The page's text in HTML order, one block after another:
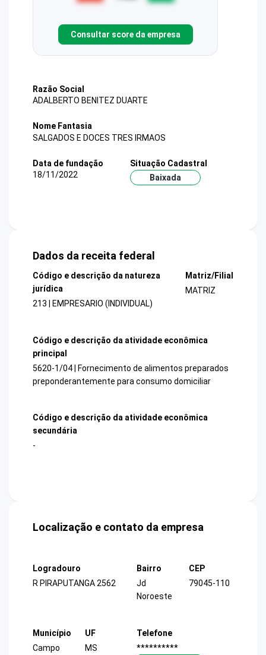
Consultar score da empresa
Razão Social
ADALBERTO BENITEZ DUARTE
Nome Fantasia
SALGADOS E DOCES TRES IRMAOS
Data de fundação
18/11/2022
Situação Cadastral
Baixada
Dados da receita federal
Código e descrição da natureza
jurídica
213 | EMPRESARIO (INDIVIDUAL)
Matriz/Filial
MATRIZ
Código e descrição da atividade econômica
principal
5620-1/04 | Fornecimento de alimentos preparados
preponderantemente para consumo domiciliar
Código e descrição da atividade econômica
secundária
-
Localização e contato da empresa
Logradouro
R PIRAPUTANGA 2562
Bairro
Jd
Noroeste
CEP
79045-110
Município
Campo
UF
MS
Telefone
**********